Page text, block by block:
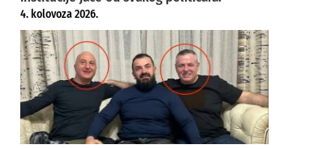
4. kolovoza 2026.